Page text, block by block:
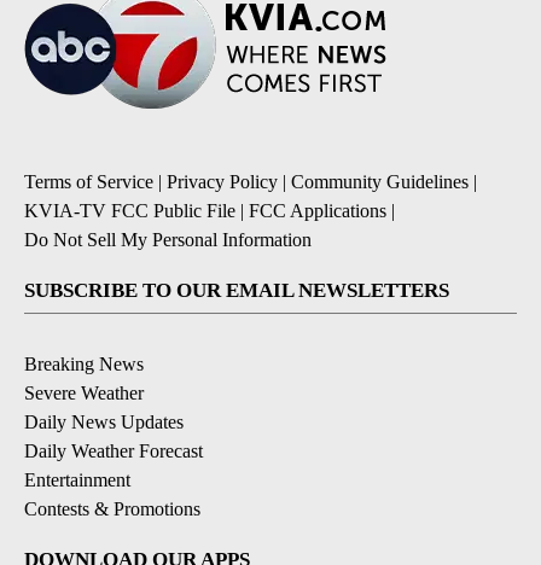
Terms of Service | Privacy Policy | Community Guidelines |
KVIA-TV FCC Public File | FCC Applications |
Do Not Sell My Personal Information
SUBSCRIBE TO OUR EMAIL NEWSLETTERS
Breaking News
Severe Weather
Daily News Updates
Daily Weather Forecast
Entertainment
Contests & Promotions
DOWNLOAD OUR APPS